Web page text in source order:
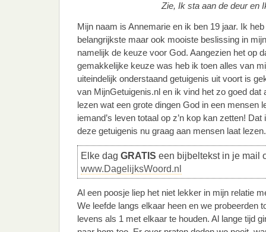
Zie, Ik sta aan de deur en
Mijn naam is Annemarie en ik ben 19 jaar. Ik
belangrijkste maar ook mooiste beslissing in
namelijk de keuze voor God. Aangezien het op
gemakkelijke keuze was heb ik toen alles van
uiteindelijk onderstaand getuigenis uit voort is
van MijnGetuigenis.nl en ik vind het zo goed dat
lezen wat een grote dingen God in een mensen
iemand’s leven totaal op z’n kop kan zetten!
deze getuigenis nu graag aan mensen laat lezen.
Elke dag GRATIS een bijbeltekst in je mail
www.DagelijksWoord.nl
Al een poosje liep het niet lekker in mijn relatie
We leefde langs elkaar heen en we probeerden
levens als 1 met elkaar te houden. Al lange tijd